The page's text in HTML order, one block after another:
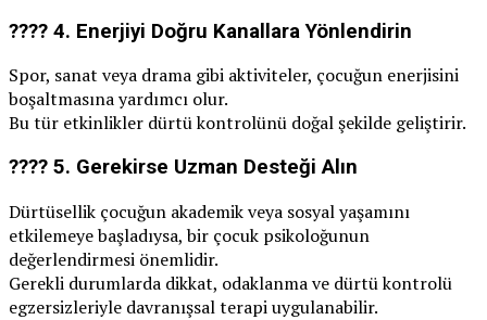
???? 4. Enerjiyi Doğru Kanallara Yönlendirin
Spor, sanat veya drama gibi aktiviteler, çocuğun enerjisini
boşaltmasına yardımcı olur.
Bu tür etkinlikler dürtü kontrolünü doğal şekilde geliştirir.
???? 5. Gerekirse Uzman Desteği Alın
Dürtüsellik çocuğun akademik veya sosyal yaşamını
etkilemeye başladıysa, bir çocuk psikoloğunun
değerlendirmesi önemlidir.
Gerekli durumlarda dikkat, odaklanma ve dürtü kontrolü
egzersizleriyle davranışsal terapi uygulanabilir.